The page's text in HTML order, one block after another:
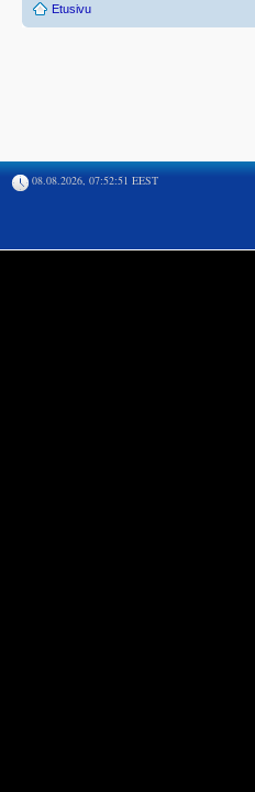
Etusivu
08.08.2026, 07:52:51 EEST